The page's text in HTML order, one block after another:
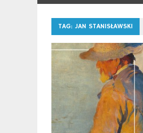
TAG: JAN STANISŁAWSKI